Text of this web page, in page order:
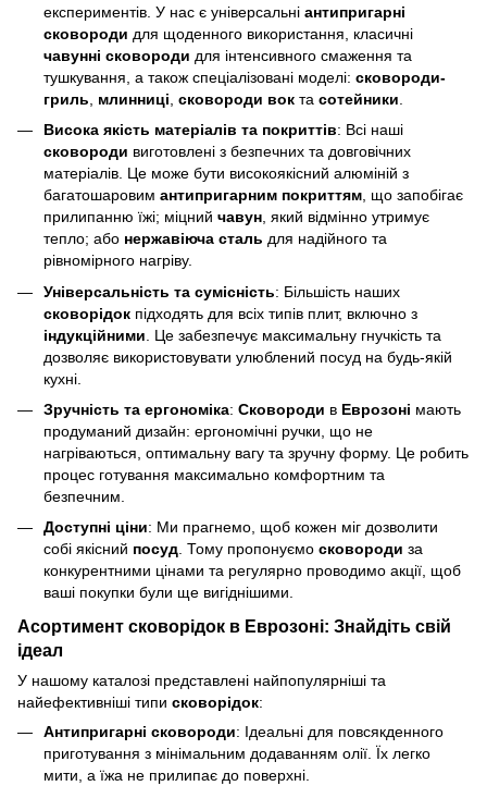
експериментів. У нас є універсальні антипригарні
сковороди для щоденного використання, класичні
чавунні сковороди для інтенсивного смаження та
тушкування, а також спеціалізовані моделі: сковороди-
гриль
млинниці сковороди вок та сотейники
Висока якість матеріалів та покриттів: Всі наші
сковороди виготовлені з безпечних та довговічних
матеріалів. Це може бути високоякісний алюміній з
багатошаровим антипригарним покриттям , що запобігає
прилипанню їжі; міцний чавун , який відмінно утримує
тепло; або нержавіюча сталь для надійного та
рівномірного нагріву.
Універсальність та сумісність: Більшість наших
сковорідок підходять для всіх типів плит, включно з
індукційними . Це забезпечує максимальну гнучкість та
дозволяє використовувати улюблений посуд на будь-якій
кухні.
Зручність та ергономіка: Сковороди в Еврозоні мають
продуманий дизайн: ергономічні ручки, що не
нагріваються, оптимальну вагу та зручну форму. Це робить
процес готування максимально комфортним та
безпечним.
Доступні ціни: Ми прагнемо, щоб кожен міг дозволити
собі якісний посуд. Тому пропонуємо сковороди за
конкурентними цінами та регулярно проводимо акції, щоб
ваші покупки були ще вигіднішими.
Асортимент сковорідок в Еврозоні: Знайдіть свій
ідеал
У нашому каталозі представлені найпопулярніші та
найефективніші типи сковорідок:
Антипригарні сковороди: Ідеальні для повсякденного
приготування з мінімальним додаванням олії. Їх легко
мити, а їжа не прилипає до поверхні.